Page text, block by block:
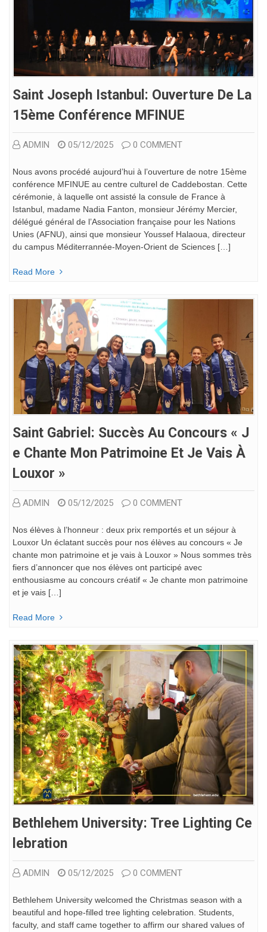
Saint Joseph Istanbul: Ouverture De La
15ème⁠ ⁠conférence MFINUE
ADMIN 05/12/2025 0 COMMENT
Nous avons procédé aujourd’hui à l’ouverture de notre 15ème⁠
⁠conférence MFINUE au centre culturel de Caddebostan. Cette
cérémonie, à laquelle ont assisté la consule de France à
Istanbul, madame Nadia Fanton, monsieur Jérémy Mercier,
délégué général de l’Association française pour les Nations
Unies (AFNU), ainsi que monsieur Youssef Halaoua, directeur
du campus Méditerrannée-Moyen-Orient de Sciences […]
Read More
Saint Gabriel: Succès Au Concours « J
E Chante Mon Patrimoine Et Je Vais À
Louxor »
ADMIN 05/12/2025 0 COMMENT
Nos élèves à l’honneur : deux prix remportés et un séjour à
Louxor Un éclatant succès pour nos élèves au concours « Je
chante mon patrimoine et je vais à Louxor » Nous sommes très
fiers d’annoncer que nos élèves ont participé avec
enthousiasme au concours créatif « Je chante mon patrimoine
et je vais […]
Read More
Bethlehem University: Tree Lighting Ce
Lebration
ADMIN 05/12/2025 0 COMMENT
Bethlehem University welcomed the Christmas season with a
beautiful and hope-filled tree lighting celebration. Students,
faculty, and staff came together to affirm our shared values of